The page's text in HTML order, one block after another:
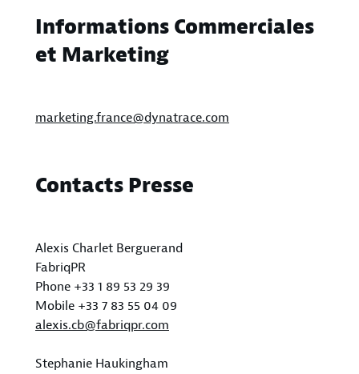
Informations Commerciales
et Marketing
marketing.france@dynatrace.com
Contacts Presse
Alexis Charlet Berguerand
FabriqPR
Phone +33 1 89 53 29 39
Mobile +33 7 83 55 04 09
alexis.cb@fabriqpr.com
Stephanie Haukingham